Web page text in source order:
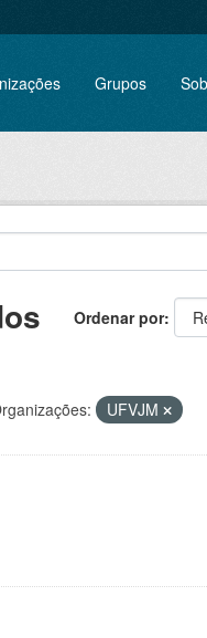
Grupos
Ordenar por
UFVJM